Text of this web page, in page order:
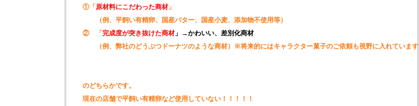
①「原材料にこだわった商材」
（例、平飼い有精卵、国産バター、国産小麦、添加物不使用等）
② 「完成度が突き抜けた商材」→かわいい、差別化商材
（例、弊社のどうぶつドーナツのような商材）※将来的にはキャラクター菓子のご依頼も視野に入れています
のどちらかです。
現在の店舗で平飼い有精卵など使用していない！！！！！